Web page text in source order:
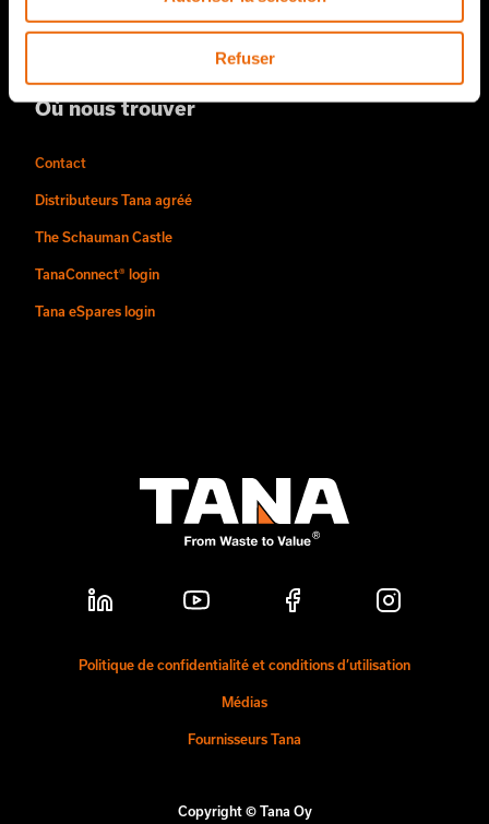
Refuser
Équipes et carrières
Où nous trouver
Contact
Distributeurs Tana agréé
The Schauman Castle
TanaConnect® login
Tana eSpares login
Politique de confidentialité et conditions d’utilisation
Médias
Fournisseurs Tana
Copyright © Tana Oy